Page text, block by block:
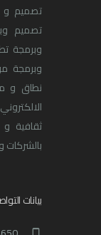
تصميم و
تصميم
وبرمجة
وبرمجة
نطاق و
ثقافية
بالشركات
بيانات